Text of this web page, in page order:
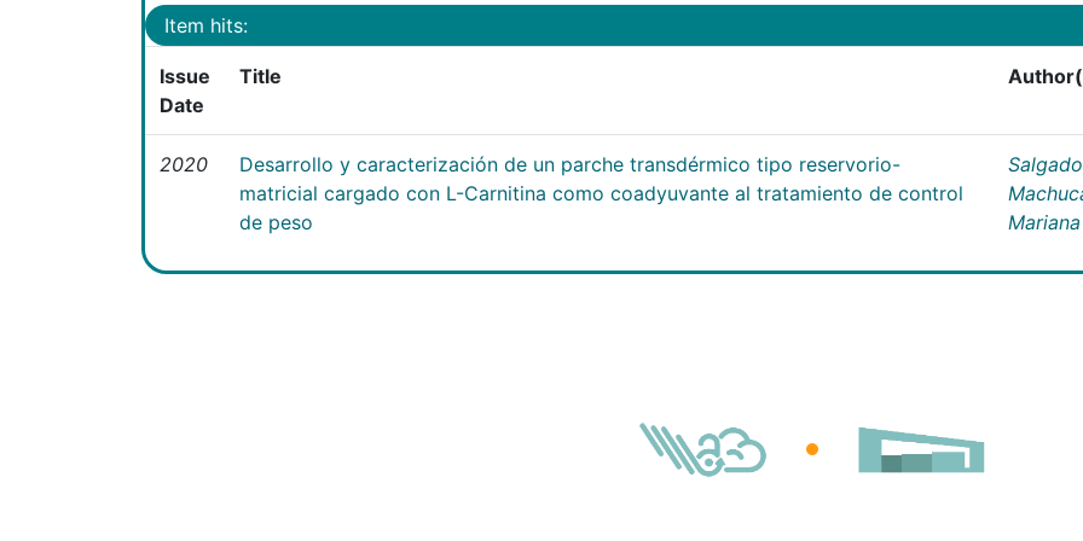
Item hits:
Issue
Date
Title
2020
Desarrollo y caracterización de un parche transdérmico tipo reservorio-
matricial cargado con L-Carnitina como coadyuvante al tratamiento de control
de peso
Salgado
Mariana